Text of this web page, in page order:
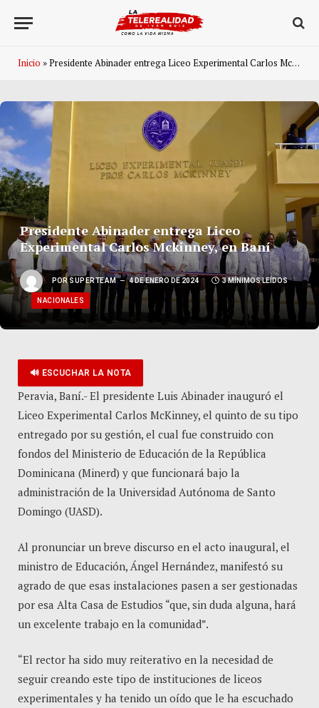
Inicio »Presidente Abinader entrega Liceo Experimental Carlos Mckinney, en Baní
Presidente Abinader entrega Liceo
Experimental Carlos Mckinney, en Baní
POR SUPERTEAM 4 DE ENERO DE 2024 3 MÍNIMOS LEÍDOS
NACIONALES
🔊 ESCUCHAR LA NOTA
Peravia, Baní.- El presidente Luis Abinader inauguró el
Liceo Experimental Carlos McKinney, el quinto de su tipo
entregado por su gestión, el cual fue construido con
fondos del Ministerio de Educación de la República
Dominicana (Minerd) y que funcionará bajo la
administración de la Universidad Autónoma de Santo
Domingo (UASD).
Al pronunciar un breve discurso en el acto inaugural, el
ministro de Educación, Ángel Hernández, manifestó su
agrado de que esas instalaciones pasen a ser gestionadas
por esa Alta Casa de Estudios “que, sin duda alguna, hará
un excelente trabajo en la comunidad”.
“El rector ha sido muy reiterativo en la necesidad de
seguir creando este tipo de instituciones de liceos
experimentales y ha tenido un oído que le ha escuchado